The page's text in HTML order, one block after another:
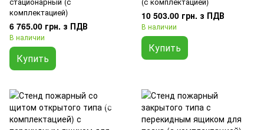
комплектацией)
6 765.00 грн. з ПДВ
В наличии
Купить
10 503.00 грн. з ПДВ
В наличии
Купить